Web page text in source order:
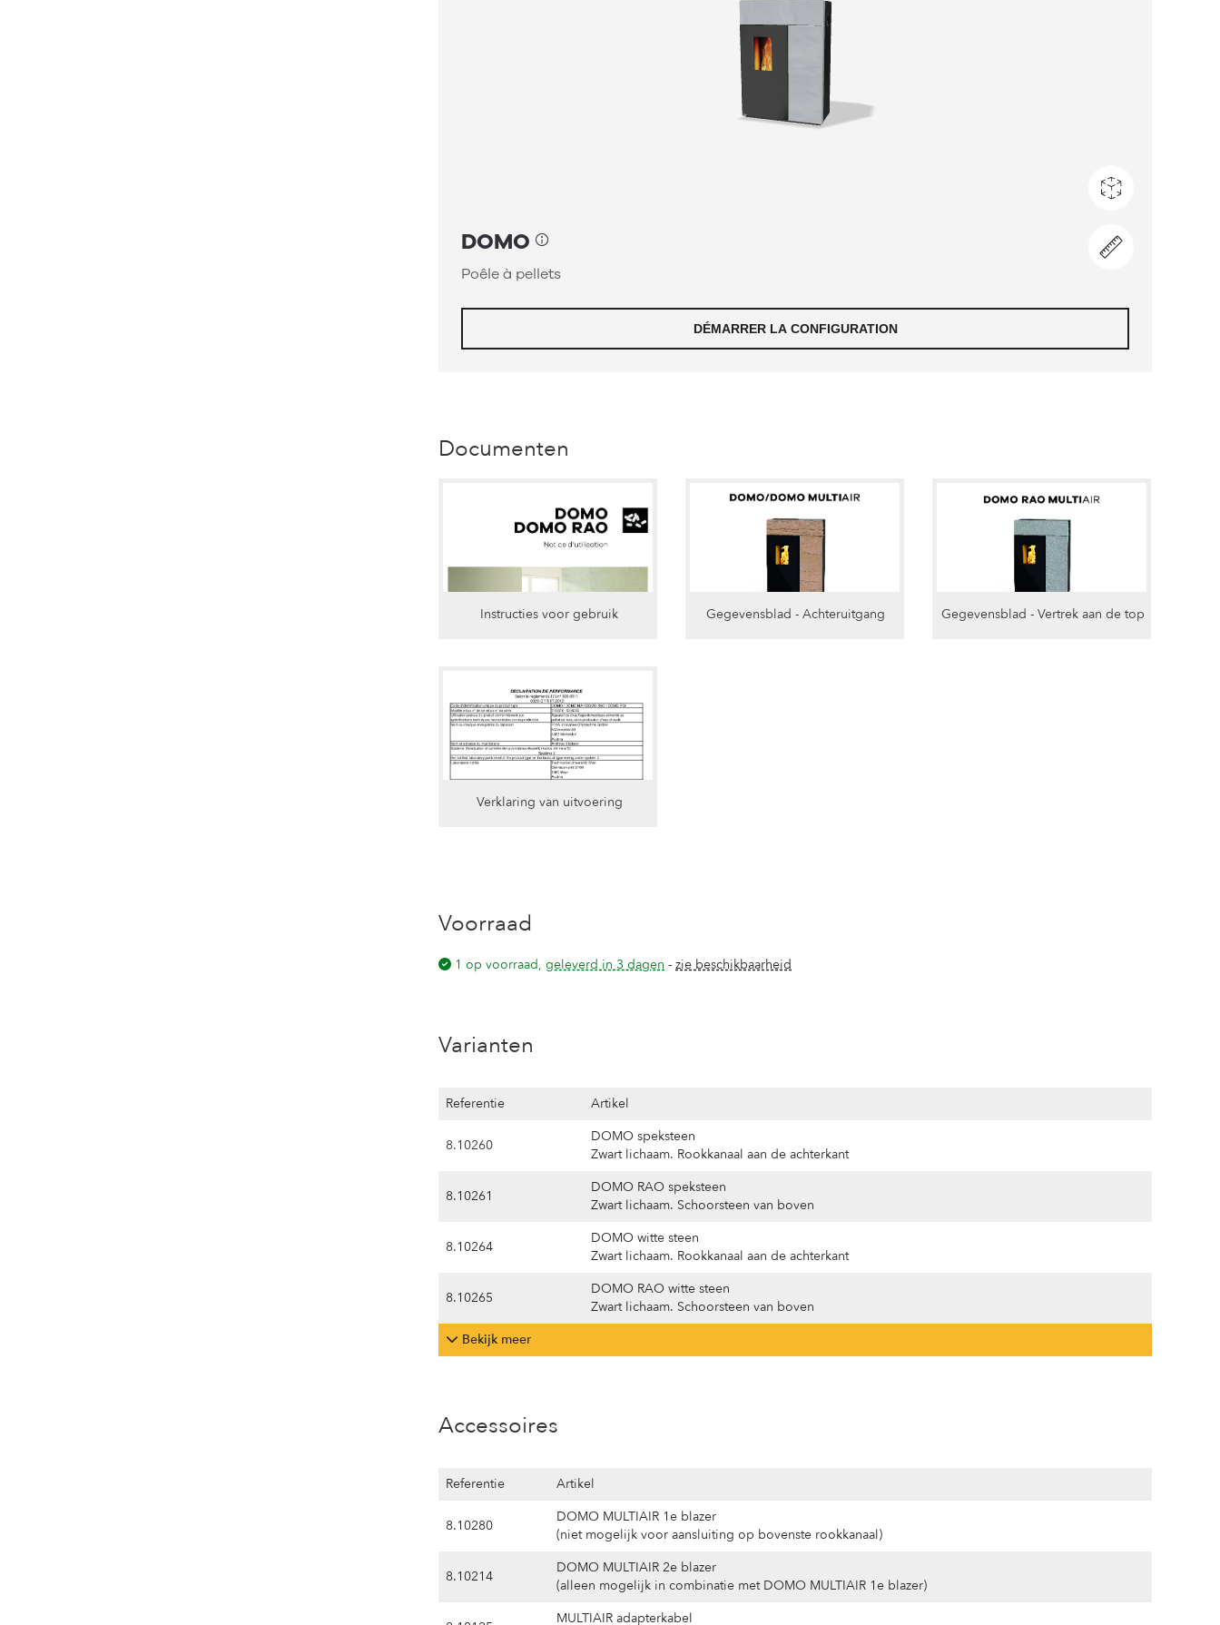
Documenten
Instructies voor gebruik Gegevensblad - Achteruitgang Gegevensblad - Vertrek aan de top
Verklaring van uitvoering
Voorraad
1 op voorraad, geleverd in 3 dagen - zie beschikbaarheid
Varianten
Referentie Artikel
8.10260
DOMO speksteen
Zwart lichaam. Rookkanaal aan de achterkant
8.10261
DOMO RAO speksteen
Zwart lichaam. Schoorsteen van boven
8.10264
DOMO witte steen
Zwart lichaam. Rookkanaal aan de achterkant
8.10265
DOMO RAO witte steen
Zwart lichaam. Schoorsteen van boven
Bekijk meer
Accessoires
Referentie Artikel
8.10280
DOMO MULTIAIR 1e blazer
(niet mogelijk voor aansluiting op bovenste rookkanaal)
8.10214
DOMO MULTIAIR 2e blazer
(alleen mogelijk in combinatie met DOMO MULTIAIR 1e blazer)
MULTIAIR adapterkabel